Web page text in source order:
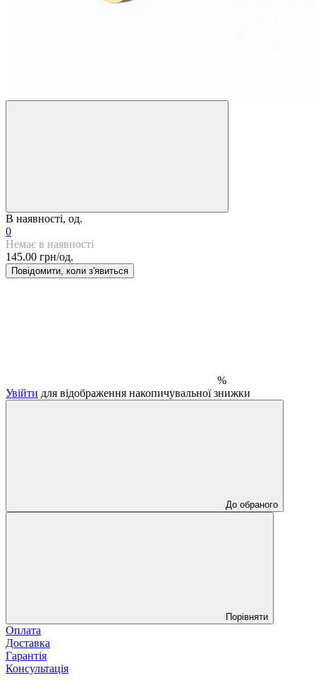
В наявності, од.
0
Немає в наявності
145.00 грн/од.
Повідомити, коли з'явиться
%
Увійти для відображення накопичувальної знижки
До обраного
Порівняти
Оплата
Доставка
Гарантія
Консультація